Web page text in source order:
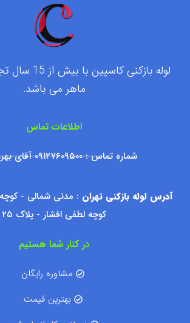
لوله بازکنی
ماهر می باشد.
اطلاعات تماس
شماره تماس : ۰۹۱۲۷۶۰۹۵۰۰ آقای بهروز رجبی
آدرس لوله بازکنی تهران : مدنی شمالی -
کوچه لطفی افشار - پلاک ۲۵
در کنار شما هستیم
مشاوره رایگان
بهترین قیمت